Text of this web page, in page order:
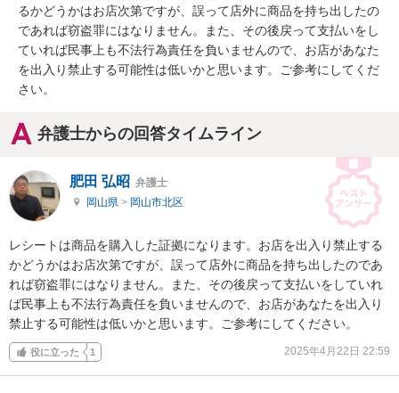
るかどうかはお店次第ですが、誤って店外に商品を持ち出したの
であれば窃盗罪にはなりません。また、その後戻って支払いをし
ていれば民事上も不法行為責任を負いませんので、お店があなた
を出入り禁止する可能性は低いかと思います。ご参考にしてくだ
さい。
弁護士からの回答タイムライン
肥田 弘昭 弁護士
岡山県 > 岡山市北区
レシートは商品を購入した証拠になります。お店を出入り禁止する
かどうかはお店次第ですが、誤って店外に商品を持ち出したのであ
れば窃盗罪にはなりません。また、その後戻って支払いをしていれ
ば民事上も不法行為責任を負いませんので、お店があなたを出入り
禁止する可能性は低いかと思います。ご参考にしてください。
役に立った 1 2025年4月22日 22:59